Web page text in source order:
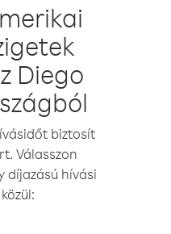
Diego
biztosít
Válasszon
díjazású hívási